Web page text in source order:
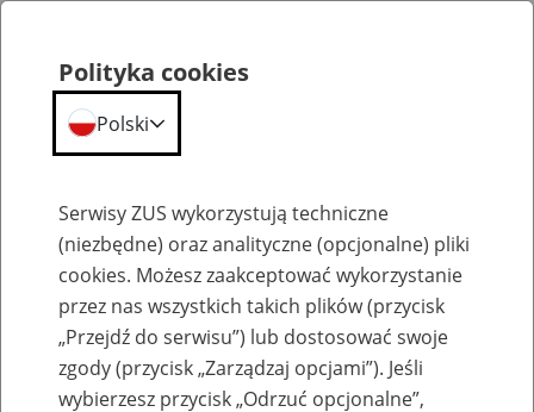
Dokumenty zgłoszeniowe i rozliczeniowe
Polityka cookies
Polski
Serwisy ZUS wykorzystują techniczne
(niezbędne) oraz analityczne (opcjonalne) pliki
cookies. Możesz zaakceptować wykorzystanie
przez nas wszystkich takich plików (przycisk
„Przejdź do serwisu”) lub dostosować swoje
zgody (przycisk „Zarządzaj opcjami”). Jeśli
wybierzesz przycisk „Odrzuć opcjonalne”,